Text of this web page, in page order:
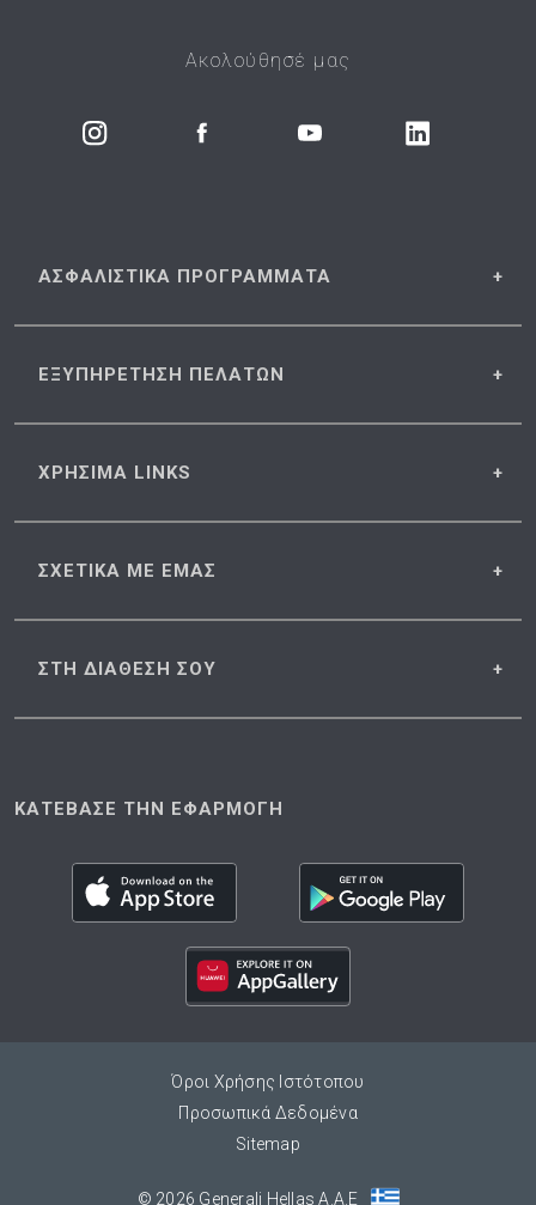
Ακολούθησέ μας
ΑΣΦΑΛΙΣΤΙΚΑ ΠΡΟΓΡΑΜΜΑΤΑ
ΕΞΥΠΗΡΕΤΗΣΗ ΠΕΛΑΤΩΝ
ΧΡΗΣΙΜΑ LINKS
ΣΧΕΤΙΚΑ ΜΕ ΕΜΑΣ
ΣΤΗ ΔΙΑΘΕΣΗ ΣΟΥ
ΚΑΤΕΒΑΣΕ ΤΗΝ ΕΦΑΡΜΟΓΗ
Όροι Χρήσης Ιστότοπου
Προσωπικά Δεδομένα
Sitemap
© 2026 Generali Hellas A.A.E